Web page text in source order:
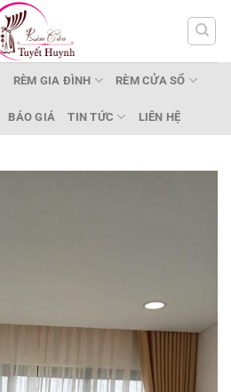
RÈM GIA ĐÌNH RÈM CỬA SỔ
BÁO GIÁ TIN TỨC LIÊN HỆ